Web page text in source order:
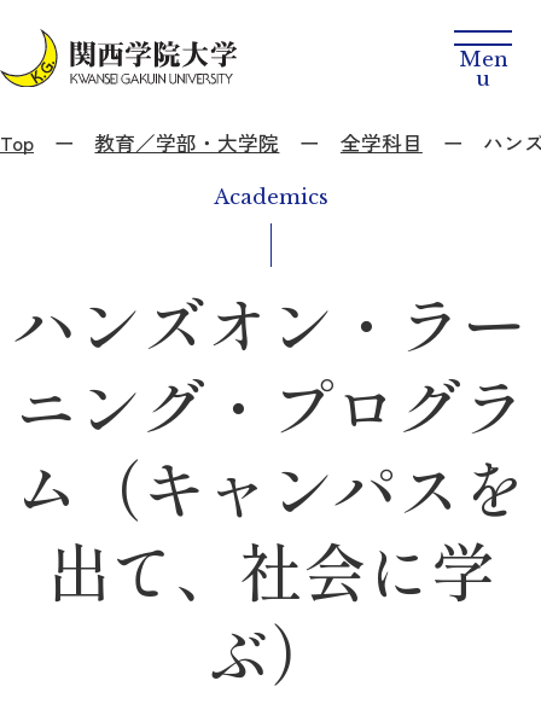
Top 教育／学部・大学院 全学科目 ハン
Academics
ハンズオン・ラー
ニング・プログラ
ム（キャンパスを
出て、社会に学
ぶ）